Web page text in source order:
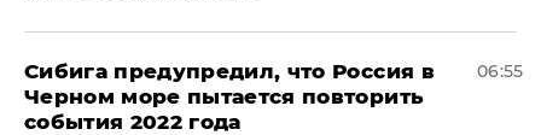
Сибига предупредил, что Россия в
Черном море пытается повторить
события 2022 года
06:55